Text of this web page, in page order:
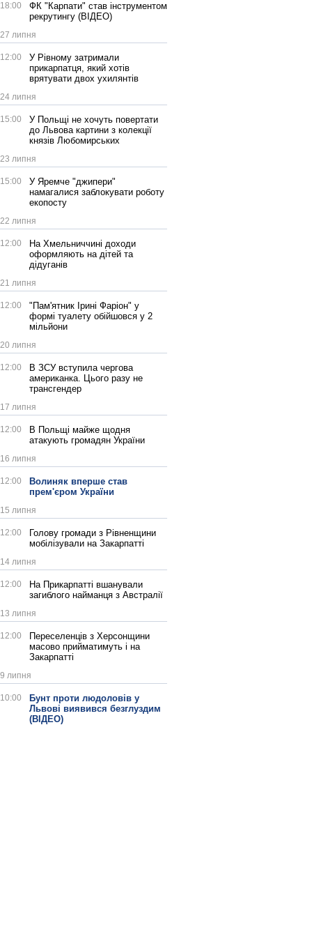
18:00
ФК "Карпати" став інструментом
рекрутингу (ВІДЕО)
27 липня
12:00
У Рівному затримали
прикарпатця, який хотів
врятувати двох ухилянтів
24 липня
15:00
У Польщі не хочуть повертати
до Львова картини з колекції
князів Любомирських
23 липня
15:00
У Яремче "джипери"
намагалися заблокувати роботу
екопосту
22 липня
12:00
На Хмельниччині доходи
оформляють на дітей та
дідуганів
21 липня
12:00
"Пам'ятник Ірині Фаріон" у
формі туалету обійшовся у 2
мільйони
20 липня
12:00
В ЗСУ вступила чергова
американка. Цього разу не
трансгендер
17 липня
12:00
В Польщі майже щодня
атакують громадян України
16 липня
12:00
Волиняк вперше став
прем'єром України
15 липня
12:00
Голову громади з Рівненщини
мобілізували на Закарпатті
14 липня
12:00
На Прикарпатті вшанували
загиблого найманця з Австралії
13 липня
12:00
Переселенців з Херсонщини
масово прийматимуть і на
Закарпатті
9 липня
10:00
Бунт проти людоловів у
Львові виявився безглуздим
(ВІДЕО)